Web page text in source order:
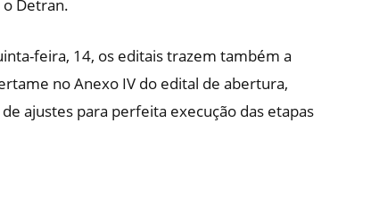
Detran.
feira, 14, os editais trazem também a
no Anexo IV do edital de abertura,
ajustes para perfeita execução das etapas